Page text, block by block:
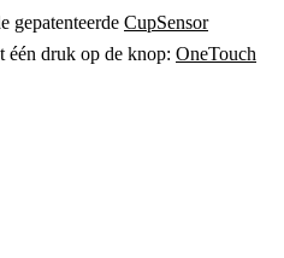
gepatenteerde CupSensor
druk op de knop: OneTouch